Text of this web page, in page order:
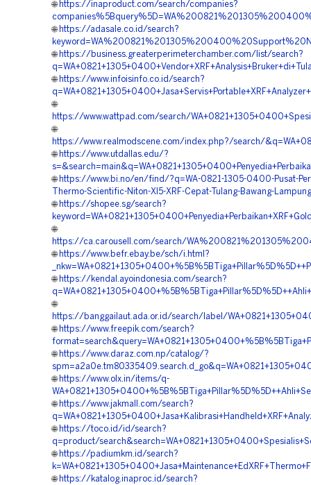
🌐 https://inaproduct.com/search/companies?
🌐 https://adasale.co.id/search?
🌐 https://business.greaterperimeterchamber.com/list/search?
🌐 https://www.infoisinfo.co.id/search?
🌐
https://www.wattpad.com/search/
🌐
https://www.realmodscene.com/index.php?/search/
🌐 https://www.utdallas.edu/?
🌐 https://www.bi.no/en/find/?q=WA-0821-1305-0400-Pusat-
Thermo-Scientific-Niton-Xl5-XRF-Cepat-Tulang-Bawang-Lampung
🌐 https://shopee.sg/search?
🌐
https://ca.carousell.com/search/
🌐 https://www.befr.ebay.be/sch/i.html?
🌐 https://kendal.ayoindonesia.com/search?
🌐
https://banggailaut.ada.or.id/search/label/
🌐 https://www.freepik.com/search?
🌐 https://www.daraz.com.np/catalog/?
🌐 https://www.olx.in/items/q-
🌐 https://www.jakmall.com/search?
🌐 https://toco.id/id/search?
q=product/
🌐 https://padiumkm.id/search?
🌐 https://katalog.inaproc.id/search?